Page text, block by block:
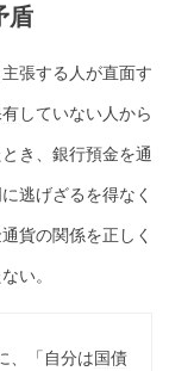
盾
張する人が直面す
していない人から
き、銀行預金を通
逃げざるを得なく
貨の関係を正しく
い。
、「自分は国債